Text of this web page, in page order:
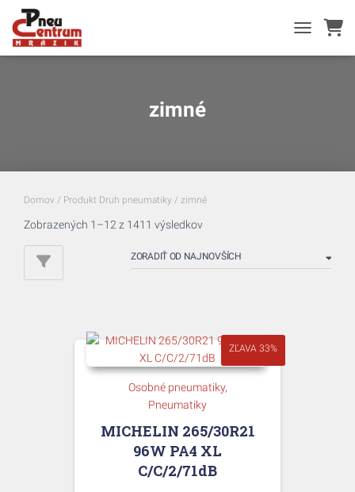
TOGGLE
zimné
Domov / Produkt Druh pneumatiky / zimné
Zobrazených 1–12 z 1411 výsledkovZoradené
najnovších
ZĽAVA 33%
Osobné pneumatiky
Pneumatiky
MICHELIN 265/30R21
96W PA4 XL
C/C/2/71dB